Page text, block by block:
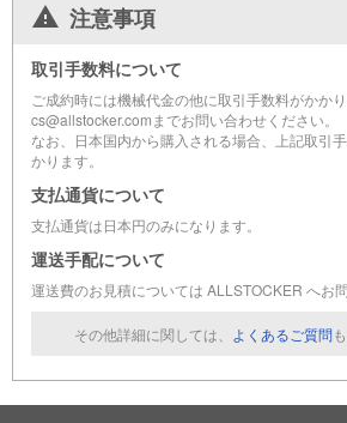
注意事項
取引手数料について
ご成約時には機械代金の他に取引手数料がかか
cs@allstocker.comまでお問い合わせください。
なお、日本国内から購入される場合、上記取引
かります。
支払通貨について
支払通貨は日本円のみになります。
運送手配について
運送費のお見積については ALLSTOCKER へお
その他詳細に関しては、 よくあるご質問